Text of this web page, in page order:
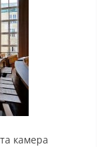
камера